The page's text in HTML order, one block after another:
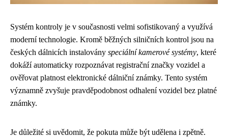
Systém kontroly je v současnosti velmi sofistikovaný a využívá
moderní technologie. Kromě běžných silničních kontrol jsou na
českých dálnicích instalovány speciální kamerové systémy, které
dokáží automaticky rozpoznávat registrační značky vozidel a
ověřovat platnost elektronické dálniční známky. Tento systém
významně zvyšuje pravděpodobnost odhalení vozidel bez platné
známky.
Je důležité si uvědomit, že pokuta může být udělena i zpětně.